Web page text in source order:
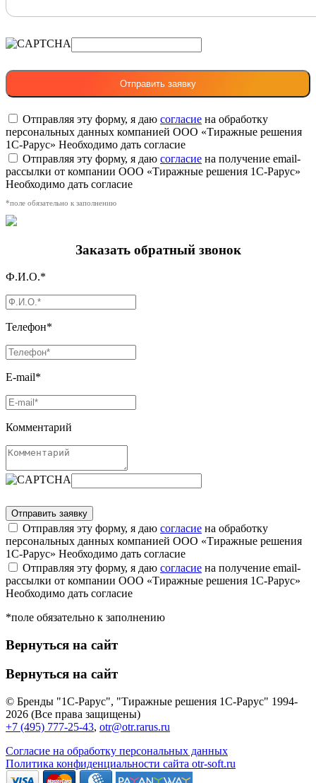
Отправляя эту форму, я даю согласие на обработку
персональных данных компанией ООО «Тиражные решения
1С-Рарус» Необходимо дать согласие
Отправляя эту форму, я даю согласие на получение email-
рассылки от компании ООО «Тиражные решения 1С-Рарус»
Необходимо дать согласие
*поле обязательно к заполнению
Заказать обратный звонок
Ф.И.О.*
Телефон*
E-mail*
Комментарий
Отправляя эту форму, я даю согласие на обработку
персональных данных компанией ООО «Тиражные решения
1С-Рарус» Необходимо дать согласие
Отправляя эту форму, я даю согласие на получение email-
рассылки от компании ООО «Тиражные решения 1С-Рарус»
Необходимо дать согласие
*поле обязательно к заполнению
Вернуться на сайт
Вернуться на сайт
© Бренды "1С-Рарус", "Тиражные решения 1С-Рарус" 1994-
2026 (Все права защищены)
+7 (495) 777-25-43, otr@otr.rarus.ru
Согласие на обработку персональных данных
Политика конфиденциальности сайта otr-soft.ru